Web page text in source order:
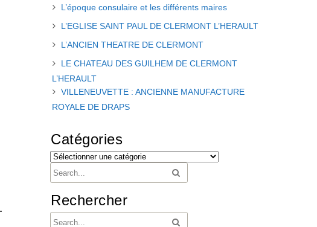
L’époque consulaire et les différents maires
L’EGLISE SAINT PAUL DE CLERMONT L’HERAULT
L’ANCIEN THEATRE DE CLERMONT
LE CHATEAU DES GUILHEM DE CLERMONT
L’HERAULT
VILLENEUVETTE : ANCIENNE MANUFACTURE
ROYALE DE DRAPS
Catégories
Rechercher